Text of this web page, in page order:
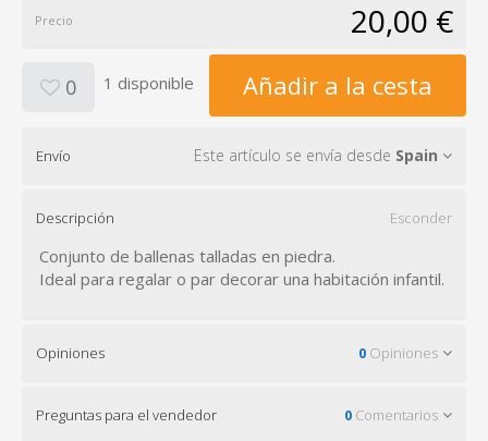
Precio 20,00 €
0 1 disponible Añadir a la cesta
Envío Este artículo se envía desde Spain
Descripción Esconder
Conjunto de ballenas talladas en piedra.
Ideal para regalar o par decorar una habitación infantil.
Opiniones 0 Opiniones
Preguntas para el vendedor 0 Comentarios